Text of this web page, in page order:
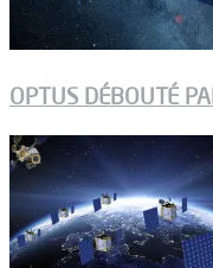
OPTUS DÉBOUTÉ